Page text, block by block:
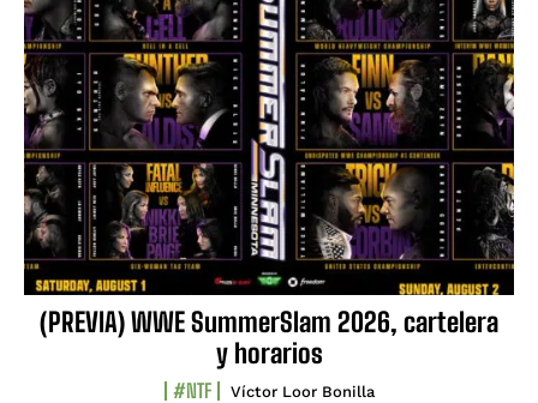
(PREVIA) WWE SummerSlam 2026, cartelera
y horarios
#NTF Víctor Loor Bonilla